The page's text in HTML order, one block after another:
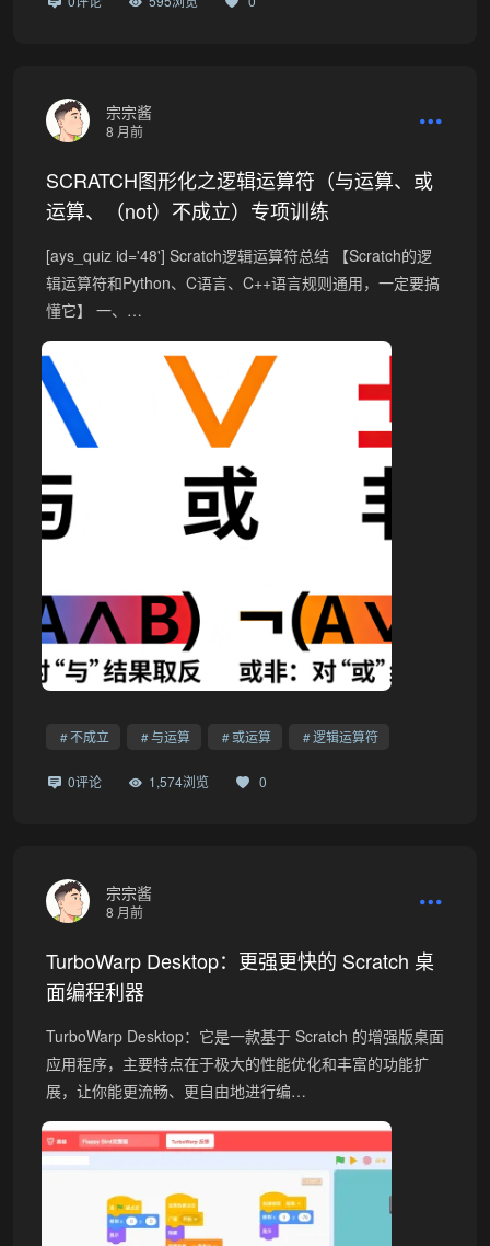
宗宗酱
8 月前
SCRATCH图形化之逻辑运算符（与运算、或
运算、（not）不成立）专项训练
[ays_quiz id='48'] Scratch逻辑运算符总结 【Scratch的逻
辑运算符和Python、C语言、C++语言规则通用，一定要搞
懂它】 一、…
不成立 与运算 或运算 逻辑运算符
0评论 1,574浏览 0
宗宗酱
8 月前
TurboWarp Desktop：更强更快的 Scratch 桌
面编程利器
TurboWarp Desktop：它是一款基于 Scratch 的增强版桌面
应用程序，主要特点在于极大的性能优化和丰富的功能扩
展，让你能更流畅、更自由地进行编…